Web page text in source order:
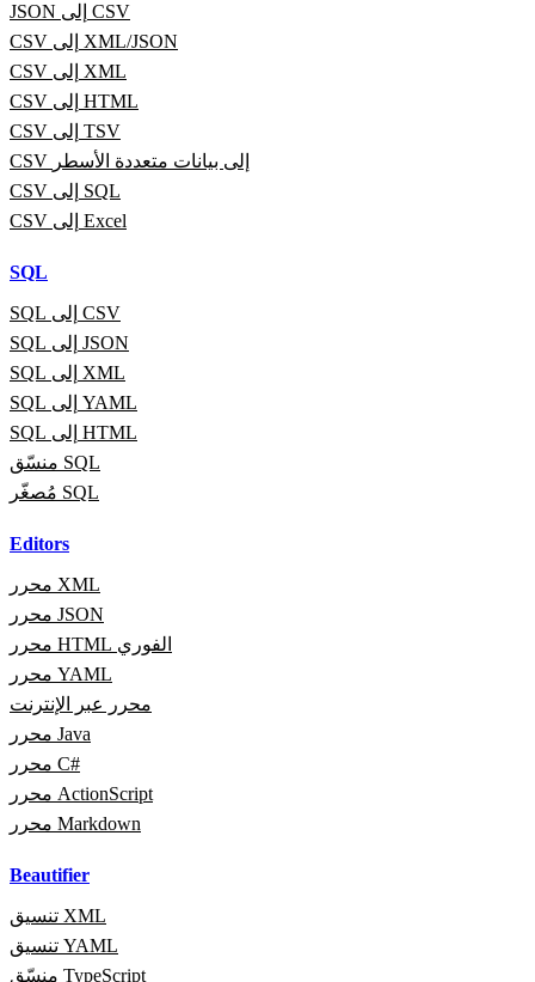
JSON إلى CSV
CSV إلى XML/JSON
CSV إلى XML
CSV إلى HTML
CSV إلى TSV
CSV إلى بيانات متعددة الأسطر
CSV إلى SQL
CSV إلى Excel
SQL
SQL إلى CSV
SQL إلى JSON
SQL إلى XML
SQL إلى YAML
SQL إلى HTML
منسّق SQL
مُصغّر SQL
Editors
محرر XML
محرر JSON
محرر HTML الفوري
محرر YAML
محرر عبر الإنترنت
محرر Java
محرر C#
محرر ActionScript
محرر Markdown
Beautifier
تنسيق XML
تنسيق YAML
منسّق TypeScript